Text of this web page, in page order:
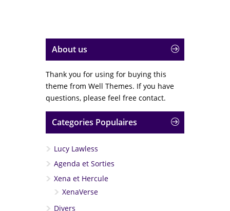
About us
Thank you for using for buying this
theme from Well Themes. If you have
questions, please feel free contact.
Categories Populaires
Lucy Lawless
Agenda et Sorties
Xena et Hercule
XenaVerse
Divers